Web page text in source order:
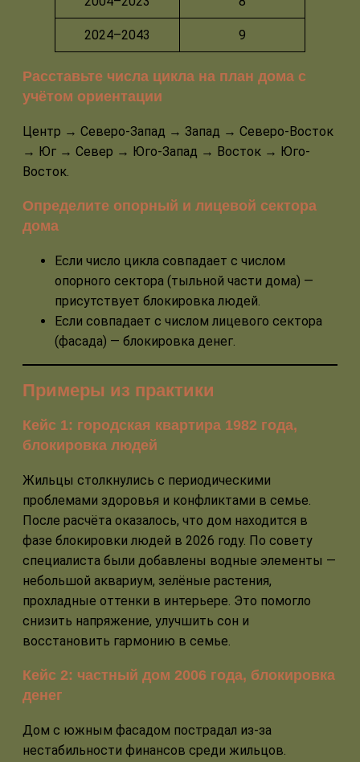
2024–2043 9
Расставьте числа цикла на план дома с
учётом ориентации
Центр → Северо-Запад → Запад → Северо-Восток
→ Юг → Север → Юго-Запад → Восток → Юго-
Восток.
Определите опорный и лицевой сектора
дома
Если число цикла совпадает с числом
опорного сектора (тыльной части дома) —
присутствует блокировка людей.
Если совпадает с числом лицевого сектора
(фасада) — блокировка денег.
Примеры из практики
Кейс 1: городская квартира 1982 года,
блокировка людей
Жильцы столкнулись с периодическими
проблемами здоровья и конфликтами в семье.
После расчёта оказалось, что дом находится в
фазе блокировки людей в 2026 году. По совету
специалиста были добавлены водные элементы —
небольшой аквариум, зелёные растения,
прохладные оттенки в интерьере. Это помогло
снизить напряжение, улучшить сон и
восстановить гармонию в семье.
Кейс 2: частный дом 2006 года, блокировка
денег
Дом с южным фасадом пострадал из-за
нестабильности финансов среди жильцов.